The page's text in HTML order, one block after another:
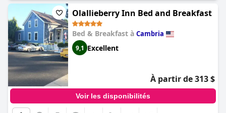
Olallieberry Inn Bed and Breakfast
Bed & Breakfast à Cambria
9,1 Excellent
À partir de 313 $
Voir les disponibilités